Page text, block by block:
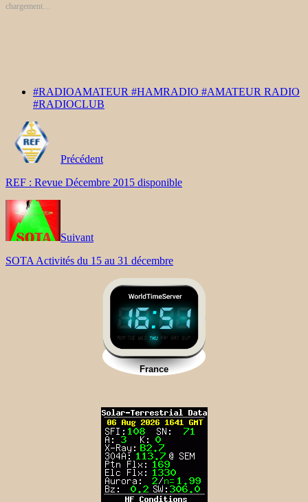
chargement…
#RADIOAMATEUR #HAMRADIO #AMATEUR RADIO
#RADIOCLUB
Précédent
REF : Revue Décembre 2015 disponible
Suivant
SOTA Activités du 15 au 31 décembre